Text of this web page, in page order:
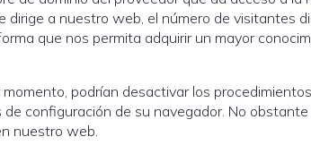
dirige a nuestro web, el número de visitantes
que nos permita adquirir un mayor
podrían desactivar los
configuración de su navegador. No
nuestro web.